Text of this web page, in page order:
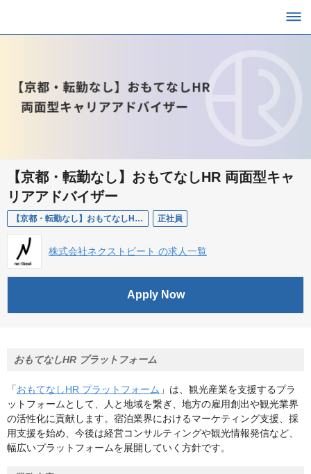
【京都・転勤なし】おもてなしHR 両面型キャ
リアアドバイザー
【京都・転勤なし】おもてなしHR 両面型キャリアアドバイザー 正社員
株式会社ネクストビート の求人一覧
Apply Now
おもてなしHR プラットフォーム
「おもてなしHR プラットフォーム 」は、観光産業を支援するプラ
ットフォームとして、人と地域を繋ぎ、地方の雇用創出や観光業界
の活性化に貢献します。宿泊業界におけるマーケティング支援、採
用支援を始め、今後は経営コンサルティングや観光情報発信など、
幅広いプラットフォームを展開していく方針です。